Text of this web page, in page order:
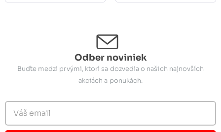
Odber noviniek
Buďte medzi prvými, ktorí sa dozvedia o našich najnovších
akciách a ponukách.